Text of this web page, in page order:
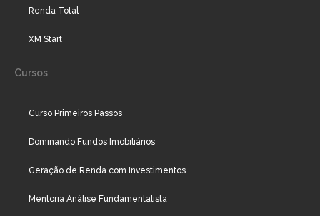
Renda Total
XM Start
Cursos
Curso Primeiros Passos
Dominando Fundos Imobiliários
Geração de Renda com Investimentos
Mentoria Análise Fundamentalista